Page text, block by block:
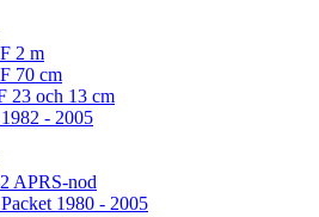
2 m
70 cm
23 och 13 cm
- 2005
APRS-nod
1980 - 2005